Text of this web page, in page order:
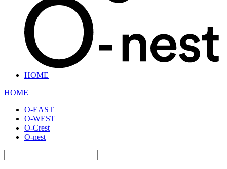
HOME
HOME
O-EAST
O-WEST
O-Crest
O-nest